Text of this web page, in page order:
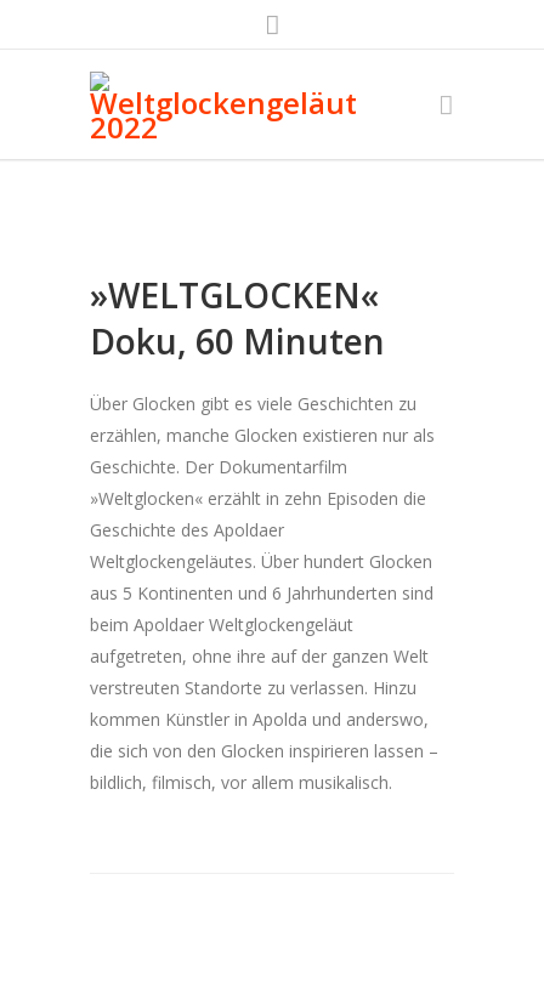
»WELTGLOCKEN«
Doku, 60 Minuten
Über Glocken gibt es viele Geschichten zu
erzählen, manche Glocken existieren nur als
Geschichte. Der Dokumentarfilm
»Weltglocken« erzählt in zehn Episoden die
Geschichte des Apoldaer
Weltglockengeläutes. Über hundert Glocken
aus 5 Kontinenten und 6 Jahrhunderten sind
beim Apoldaer Weltglockengeläut
aufgetreten, ohne ihre auf der ganzen Welt
verstreuten Standorte zu verlassen. Hinzu
kommen Künstler in Apolda und anderswo,
die sich von den Glocken inspirieren lassen –
bildlich, filmisch, vor allem musikalisch.